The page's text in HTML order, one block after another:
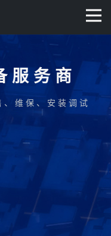
服务商
维保、安装调试